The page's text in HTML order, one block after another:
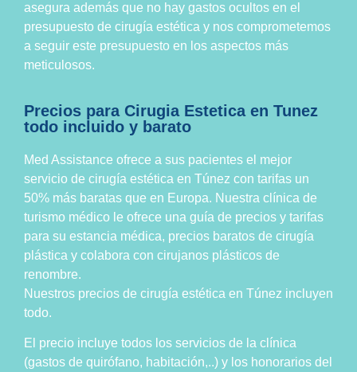
asegura además que no hay gastos ocultos en el
presupuesto de cirugía estética y nos comprometemos
a seguir este presupuesto en los aspectos más
meticulosos.
Precios para Cirugia Estetica en Tunez
todo incluido y barato
Med Assistance ofrece a sus pacientes el mejor
servicio de cirugía estética en Túnez con tarifas un
50% más baratas que en Europa. Nuestra clínica de
turismo médico le ofrece una guía de precios y tarifas
para su estancia médica, precios baratos de cirugía
plástica y colabora con cirujanos plásticos de
renombre.
Nuestros precios de cirugía estética en Túnez incluyen
todo.
El precio incluye todos los servicios de la clínica
(gastos de quirófano, habitación,..) y los honorarios del